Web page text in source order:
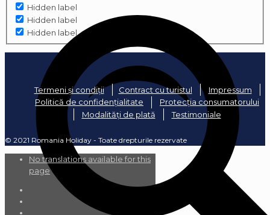
Hidden label
Hidden label
Hidden label
Termeni și condiții Contract cu turistul
Impressum
Politică de confidențialitate
Protecția consumatorului
Modalități de plată
Testimoniale
© 2021 Romania Holiday - Toate drepturile rezervate
No translations available for this
page